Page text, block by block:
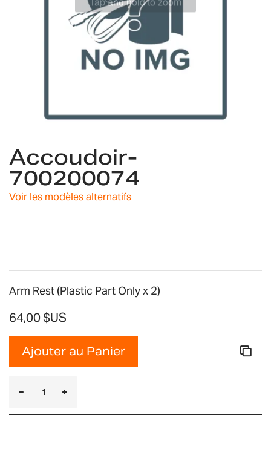
to
the
beginning
of
the
Accoudoir-
700200074
Voir les modèles alternatifs
Arm Rest (Plastic Part Only x 2)
64,00 $US
Ajouter au Panier